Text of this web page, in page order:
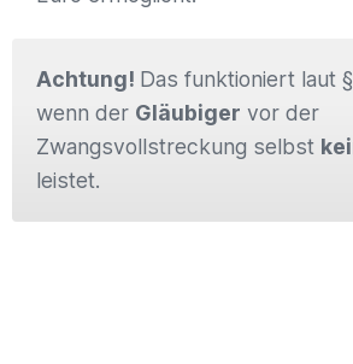
Achtung! Das funktioniert laut §
wenn der Gläubiger vor der
Zwangsvollstreckung selbst
leistet.